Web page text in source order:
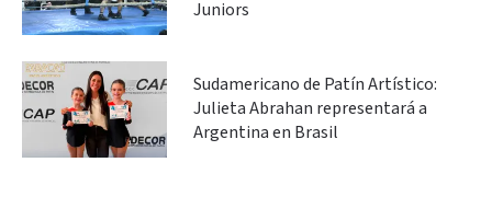
Juniors
Sudamericano de Patín Artístico:
Julieta Abrahan representará a
Argentina en Brasil